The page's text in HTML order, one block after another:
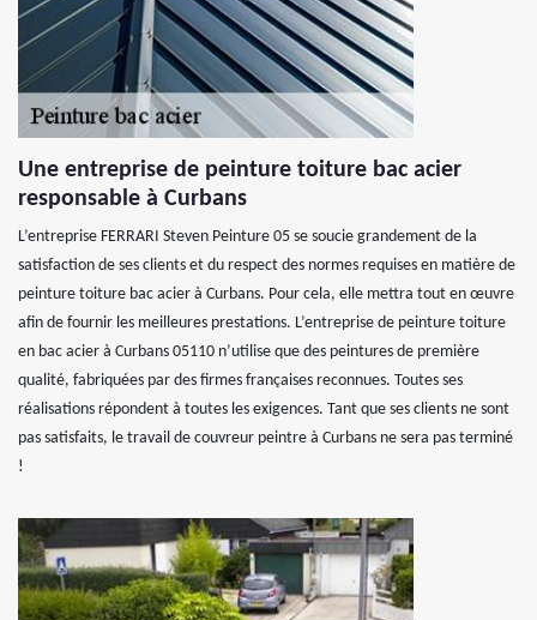
Une entreprise de peinture toiture bac acier
responsable à Curbans
L’entreprise FERRARI Steven Peinture 05 se soucie grandement de la
satisfaction de ses clients et du respect des normes requises en matière de
peinture toiture bac acier à Curbans. Pour cela, elle mettra tout en œuvre
afin de fournir les meilleures prestations. L’entreprise de peinture toiture
en bac acier à Curbans 05110 n’utilise que des peintures de première
qualité, fabriquées par des firmes françaises reconnues. Toutes ses
réalisations répondent à toutes les exigences. Tant que ses clients ne sont
pas satisfaits, le travail de couvreur peintre à Curbans ne sera pas terminé
!